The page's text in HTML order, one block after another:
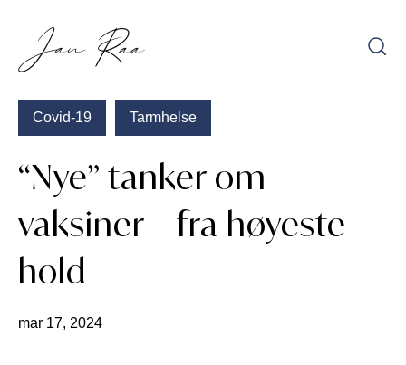
innhold
Covid-19 Tarmhelse
“Nye” tanker om
vaksiner – fra høyeste
hold
mar 17, 2024